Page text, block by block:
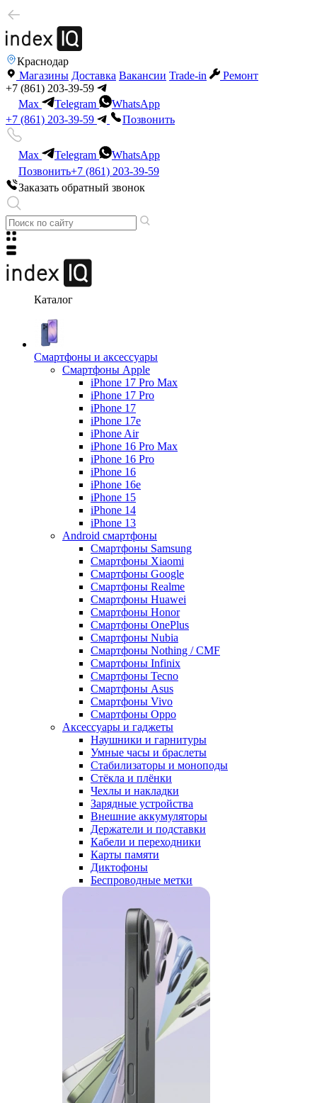
Краснодар
Магазины Доставка Вакансии Trade-in
Ремонт
+7 (861) 203-39-59
Max
Telegram
WhatsApp
+7 (861) 203-39-59
Позвонить
Max Telegram
WhatsApp
Позвонить+7 (861) 203-39-59
Заказать обратный звонок
Каталог
Смартфоны и аксессуары
Смартфоны Apple
iPhone 17 Pro Max
iPhone 17 Pro
iPhone 17
iPhone 17e
iPhone Air
iPhone 16 Pro Max
iPhone 16 Pro
iPhone 16
iPhone 16e
iPhone 15
iPhone 14
iPhone 13
Android cмартфоны
Смартфоны Samsung
Смартфоны Xiaomi
Смартфоны Google
Смартфоны Realme
Смартфоны Huawei
Смартфоны Honor
Смартфоны OnePlus
Смартфоны Nubia
Смартфоны Nothing / CMF
Смартфоны Infinix
Смартфоны Tecno
Смартфоны Asus
Смартфоны Vivo
Смартфоны Oppo
Аксессуары и гаджеты
Наушники и гарнитуры
Умные часы и браслеты
Стабилизаторы и моноподы
Стёкла и плёнки
Чехлы и накладки
Зарядные устройства
Внешние аккумуляторы
Держатели и подставки
Кабели и переходники
Карты памяти
Диктофоны
Беспроводные метки